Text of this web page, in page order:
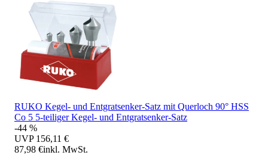
RUKO Kegel- und Entgratsenker-Satz mit Querloch 90° HSS
Co 5 5-teiliger Kegel- und Entgratsenker-Satz
-44 %
UVP 156,11 €
87,98 €inkl. MwSt.